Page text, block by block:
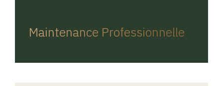
Maintenance Professionnelle